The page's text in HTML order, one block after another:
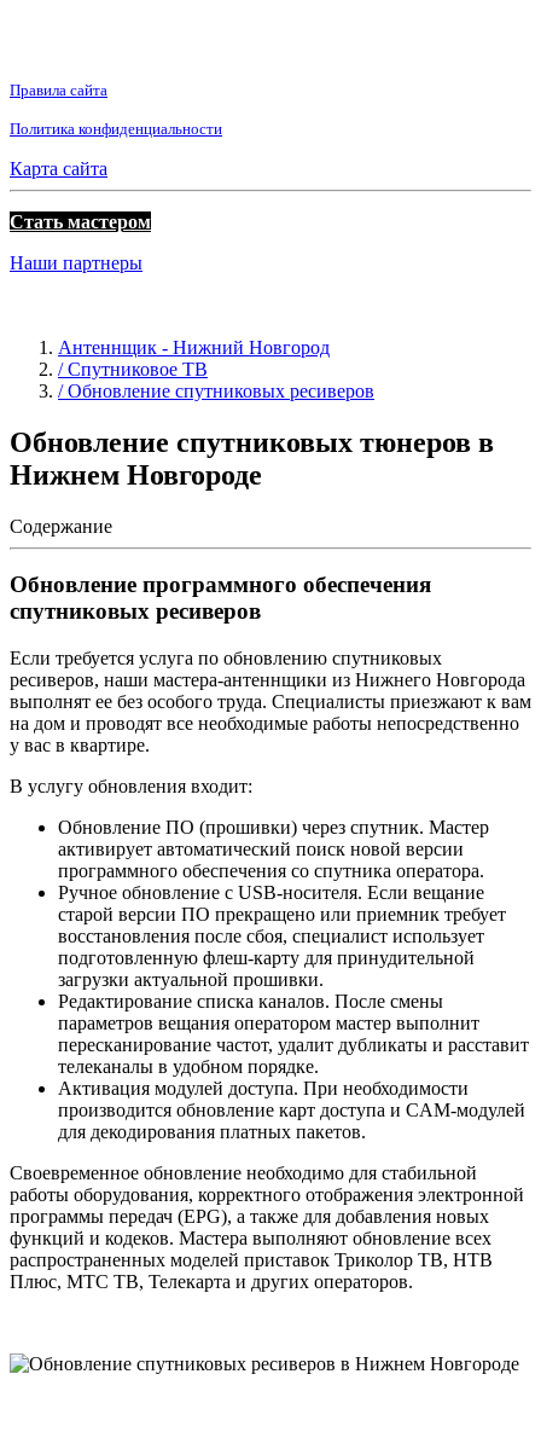
Правила сайта
Политика конфиденциальности
Карта сайта
Стать мастером
Наши партнеры
Антеннщик - Нижний Новгород
/ Спутниковое ТВ
/ Обновление спутниковых ресиверов
Обновление спутниковых тюнеров в
Нижнем Новгороде
Содержание
Обновление программного обеспечения
спутниковых ресиверов
Если требуется услуга по обновлению спутниковых
ресиверов, наши мастера-антеннщики из Нижнего Новгорода
выполнят ее без особого труда. Специалисты приезжают к вам
на дом и проводят все необходимые работы непосредственно
у вас в квартире.
В услугу обновления входит:
Обновление ПО (прошивки) через спутник. Мастер
активирует автоматический поиск новой версии
программного обеспечения со спутника оператора.
Ручное обновление с USB-носителя. Если вещание
старой версии ПО прекращено или приемник требует
восстановления после сбоя, специалист использует
подготовленную флеш-карту для принудительной
загрузки актуальной прошивки.
Редактирование списка каналов. После смены
параметров вещания оператором мастер выполнит
пересканирование частот, удалит дубликаты и расставит
телеканалы в удобном порядке.
Активация модулей доступа. При необходимости
производится обновление карт доступа и CAM-модулей
для декодирования платных пакетов.
Своевременное обновление необходимо для стабильной
работы оборудования, корректного отображения электронной
программы передач (EPG), а также для добавления новых
функций и кодеков. Мастера выполняют обновление всех
распространенных моделей приставок Триколор ТВ, НТВ
Плюс, МТС ТВ, Телекарта и других операторов.